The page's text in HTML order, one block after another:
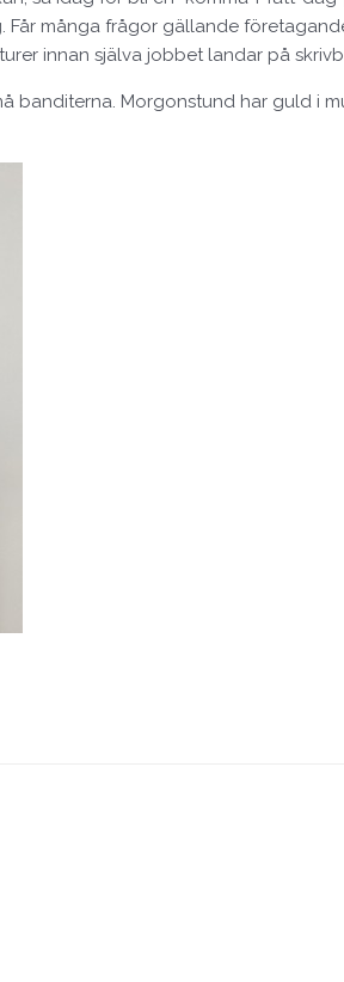
Får många frågor gällande
innan själva jobbet landar på
Morgonstund har guld i